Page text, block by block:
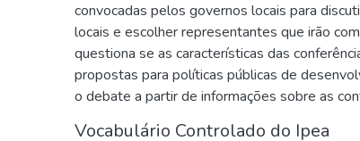
convocadas pelos governos locais para
locais e escolher representantes que irão
questiona se as características das
propostas para políticas públicas de
o debate a partir de informações sobre as
Vocabulário Controlado do Ipea